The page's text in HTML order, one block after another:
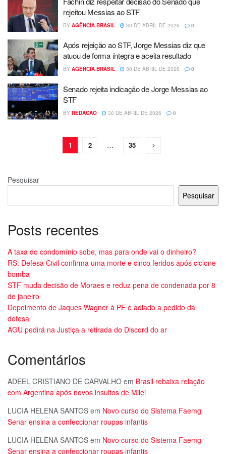
rejeitou Messias ao STF
BY AGÊNCIA BRASIL 30 DE ABRIL DE 2026 0
Após rejeição ao STF, Jorge Messias diz que
atuou de forma íntegra e aceita resultado
BY AGÊNCIA BRASIL 30 DE ABRIL DE 2026 0
Senado rejeita indicação de Jorge Messias ao
STF
BY REDACAO 30 DE ABRIL DE 2026 0
1 2 … 35
Pesquisar
Pesquisar
Posts recentes
A taxa do condomínio sobe, mas para onde vai o dinheiro?
RS: Defesa Civil confirma uma morte e cinco feridos após ciclone
bomba
STF muda decisão de Moraes e reduz pena de condenada por 8
de janeiro
Depoimento de Jaques Wagner à PF é adiado a pedido da
defesa
AGU pedirá na Justiça a retirada do Discord do ar
Comentários
ADEEL CRISTIANO DE CARVALHO em Brasil rebaixa relação
com Argentina após novos insultos de Milei
LUCIA HELENA SANTOS em Novo curso do Sistema Faemg
Senar ensina a confeccionar roupas infantis
LUCIA HELENA SANTOS em Novo curso do Sistema Faemg
Senar ensina a confeccionar roupas infantis